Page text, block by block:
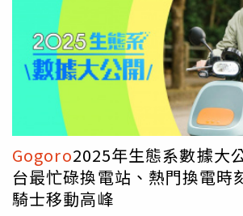
「這是專門為I人準備的考驗」、「真
次，今天停好車路人都回頭看我」、「
我：你們每一台Gogoro
怎麼都在唱歌
後立刻按開車廂，我出門前在家裡練習
馬上催一點油門」、「一早起床就聽到
班了」、「半夜一點突然聽到鄰居的車
停了，想必車主當下應該很驚慌」。對
車主，網友也分享應對方式。依照過往
「會唱5次」後自行停止；若不想等待，
樂響起時立刻操作方向燈，即可手動中
回歸安靜狀態。
Gogoro2025年生態系數據大
台最忙碌換電站、熱門換電時
騎士移動高峰